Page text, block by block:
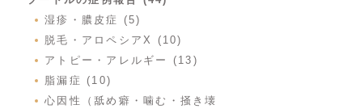
湿疹・膿皮症 (5)
脱毛・アロペシアX (10)
アトピー・アレルギー (13)
脂漏症 (10)
心因性（舐め癖・噛む・掻き壊